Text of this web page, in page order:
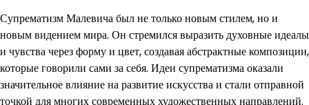
Супрематизм Малевича был не только новым стилем, но и
новым видением мира. Он стремился выразить духовные идеалы
и чувства через форму и цвет, создавая абстрактные композиции,
которые говорили сами за себя. Идеи супрематизма оказали
значительное влияние на развитие искусства и стали отправной
точкой для многих современных художественных направлений.